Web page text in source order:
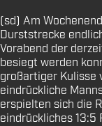
(sd) Am
Durststrecke
Vorabend der
besiegt werden
großartiger Kulisse
eindrückliche
erspielten sich die
eindrückliches 13:5